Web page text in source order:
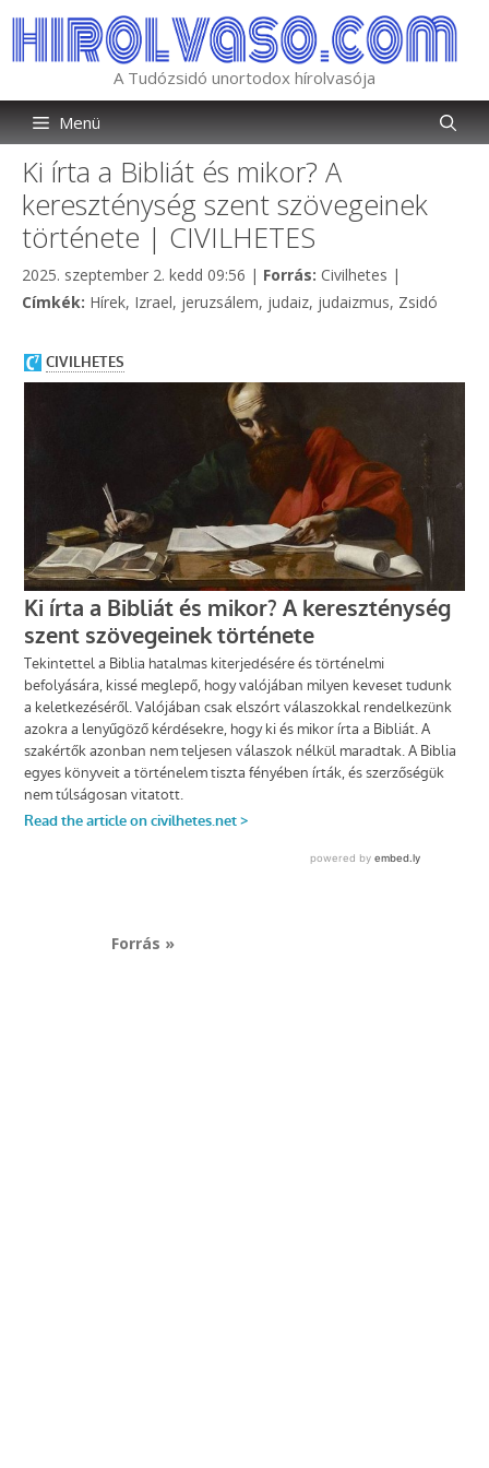
tartalomba
A Tudózsidó unortodox hírolvasója
Menü
Ki írta a Bibliát és mikor? A
kereszténység szent szövegeinek
története | CIVILHETES
2025. szeptember 2. kedd 09:56 | Forrás: Kategória
Civilhetes |
Címkék: Címkék
Hírek, Izrael, jeruzsálem, judaiz, judaizmus, Zsidó
Forrás »